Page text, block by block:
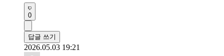
0
답글 쓰기
2026.05.03 19:21